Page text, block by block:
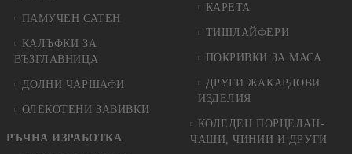
ПАМУЧЕН САТЕН
КАЛЪФКИ ЗА
ВЪЗГЛАВНИЦА
ДОЛНИ ЧАРШАФИ
ОЛЕКОТЕНИ ЗАВИВКИ
РЪЧНА ИЗРАБОТКА
КАРЕТА
ТИШЛАЙФЕРИ
ПОКРИВКИ ЗА МАСА
ДРУГИ ЖАКАРДОВИ
ИЗДЕЛИЯ
КОЛЕДЕН ПОРЦЕЛАН-
ЧАШИ, ЧИНИИ И ДРУГИ